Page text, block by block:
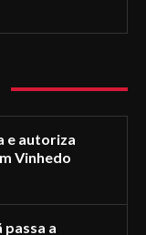
e autoriza
Vinhedo
a